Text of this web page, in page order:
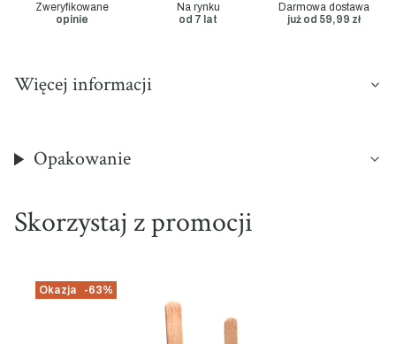
Zweryfikowane
opinie
Na rynku
od 7 lat
Darmowa dostawa
już od 59,99 zł
Więcej informacji
Opakowanie
Skorzystaj z promocji
Okazja -63%